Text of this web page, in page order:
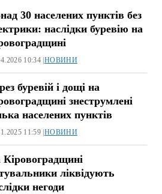
30 населених пунктів без
наслідки буревію на
10:34 | НОВИНИ
буревій і дощі на
знеструмлені
населених пунктів
11:59 | НОВИНИ
ліквідують
негоди